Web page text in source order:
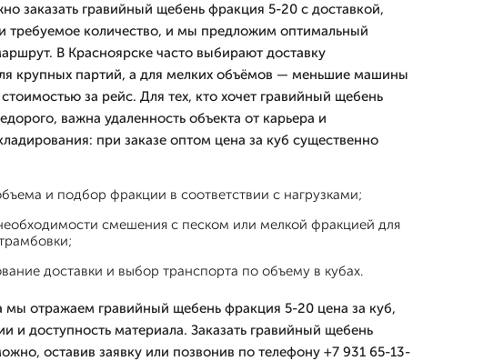
заказать гравийный щебень фракция 5-20 с доставкой,
требуемое количество, и мы предложим оптимальный
В Красноярске часто выбирают доставку
крупных партий, а для мелких объёмов — меньшие машины
за рейс. Для тех, кто хочет гравийный щебень
важна удаленность объекта от карьера и
при заказе оптом цена за куб существенно
и подбор фракции в соответствии с нагрузками;
смешения с песком или мелкой фракцией для
доставки и выбор транспорта по объему в кубах.
мы отражаем гравийный щебень фракция 5-20 цена за куб,
и доступность материала. Заказать гравийный щебень
оставив заявку или позвонив по телефону +7 931 65-13-